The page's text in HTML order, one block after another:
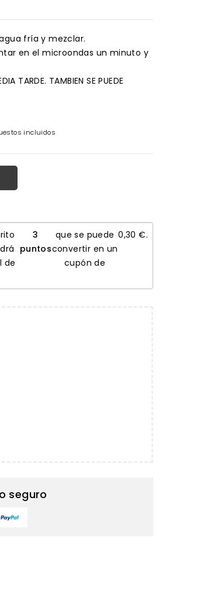
fría y mezclar.
en el microondas un minuto y
TARDE. TAMBIEN SE PUEDE
incluidos
de
3
puntos
que se puede
convertir en un
cupón de
0,30 €.
seguro